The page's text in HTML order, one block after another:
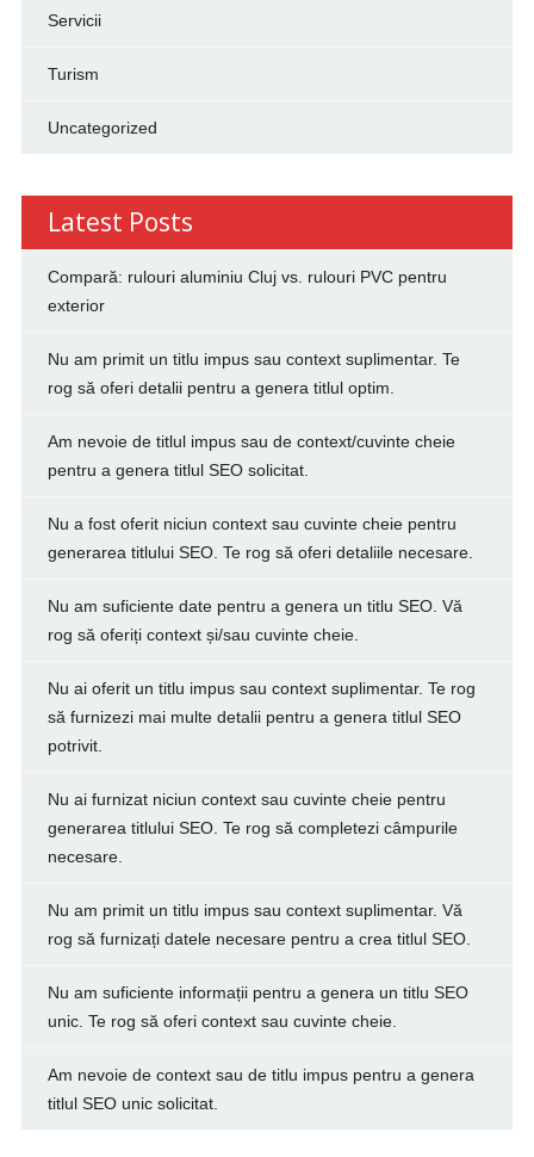
Servicii
Turism
Uncategorized
Latest Posts
Compară: rulouri aluminiu Cluj vs. rulouri PVC pentru
exterior
Nu am primit un titlu impus sau context suplimentar. Te
rog să oferi detalii pentru a genera titlul optim.
Am nevoie de titlul impus sau de context/cuvinte cheie
pentru a genera titlul SEO solicitat.
Nu a fost oferit niciun context sau cuvinte cheie pentru
generarea titlului SEO. Te rog să oferi detaliile necesare.
Nu am suficiente date pentru a genera un titlu SEO. Vă
rog să oferiți context și/sau cuvinte cheie.
Nu ai oferit un titlu impus sau context suplimentar. Te rog
să furnizezi mai multe detalii pentru a genera titlul SEO
potrivit.
Nu ai furnizat niciun context sau cuvinte cheie pentru
generarea titlului SEO. Te rog să completezi câmpurile
necesare.
Nu am primit un titlu impus sau context suplimentar. Vă
rog să furnizați datele necesare pentru a crea titlul SEO.
Nu am suficiente informații pentru a genera un titlu SEO
unic. Te rog să oferi context sau cuvinte cheie.
Am nevoie de context sau de titlu impus pentru a genera
titlul SEO unic solicitat.